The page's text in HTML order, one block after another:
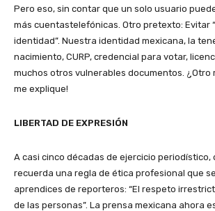
Pero eso, sin contar que un solo usuario
más cuentastelefónicas. Otro pretexto: Evitar
identidad”. Nuestra identidad mexicana, la
nacimiento, CURP, credencial para votar,
muchos otros vulnerables documentos. ¿Otro
me explique!
LIBERTAD DE EXPRESIÓN
A casi cinco décadas de ejercicio periodístico,
recuerda una regla de ética profesional que
aprendices de reporteros: “El respeto
de las personas”. La prensa mexicana ahora